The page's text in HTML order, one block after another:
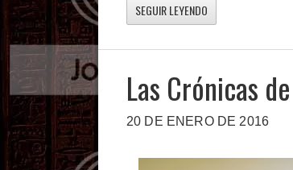
SEGUIR LEYENDO
Las Crónicas
20 DE ENERO DE 2016